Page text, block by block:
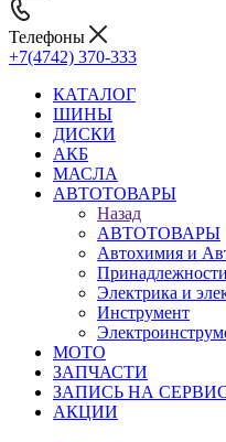
Телефоны
+7(4742) 370-333
КАТАЛОГ
ШИНЫ
ДИСКИ
АКБ
МАСЛА
АВТОТОВАРЫ
Назад
АВТОТОВАРЫ
Автохимия и
Электрика и
Инструмент
МОТО
ЗАПЧАСТИ
ЗАПИСЬ НА
АКЦИИ